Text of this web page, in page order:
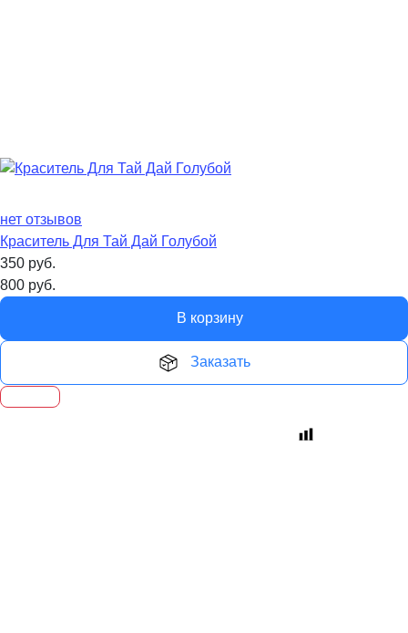
нет отзывов
Краситель Для Тай Дай Голубой
350 руб.
800 руб.
В корзину
Заказать